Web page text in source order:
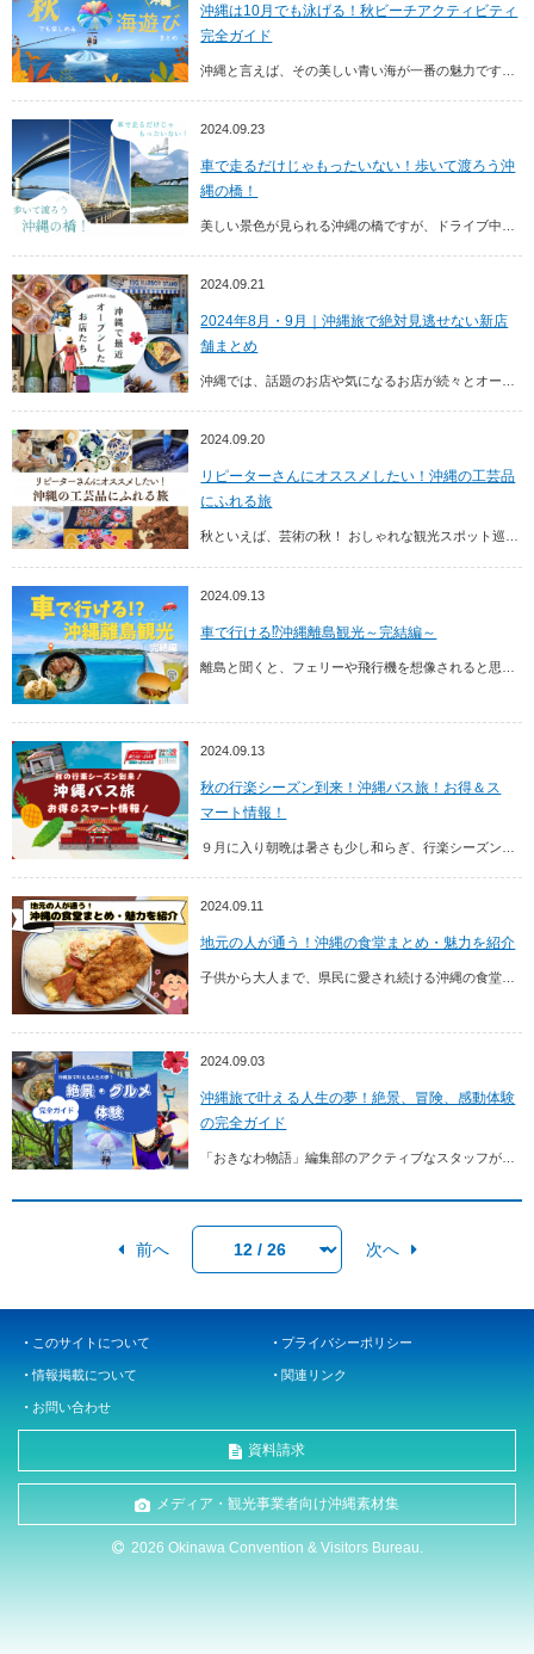
沖縄は10月でも泳げる！秋ビーチアクティビティ
完全ガイド
2024.09.23
車で走るだけじゃもったいない！歩いて渡ろう沖
縄の橋！
2024.09.21
2024年8月・9月｜沖縄旅で絶対見逃せない新店
舗まとめ
2024.09.20
リピーターさんにオススメしたい！沖縄の工芸品
にふれる旅
2024.09.13
車で行ける⁉沖縄離島観光～完結編～
2024.09.13
秋の行楽シーズン到来！沖縄バス旅！お得＆ス
マート情報！
2024.09.11
地元の人が通う！沖縄の食堂まとめ・魅力を紹介
2024.09.03
沖縄旅で叶える人生の夢！絶景、冒険、感動体験
の完全ガイド
前へ 次へ
このサイトについて プライバシーポリシー
情報掲載について 関連リンク
お問い合わせ
資料請求
メディア・観光事業者向け沖縄素材集
2026 Okinawa Convention & Visitors Bureau.